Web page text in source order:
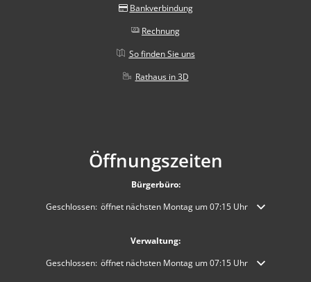
Bankverbindung
Rechnung
So finden Sie uns
Rathaus in 3D
Öffnungszeiten
Bürgerbüro:
Klicken, um weitere Öffnungs- oder Schließzeiten auszublenden
Geschlossen: öffnet nächsten Montag um 07:15 Uhr
Verwaltung:
Klicken, um weitere Öffnungs- oder Schließzeiten auszublenden
Geschlossen: öffnet nächsten Montag um 07:15 Uhr